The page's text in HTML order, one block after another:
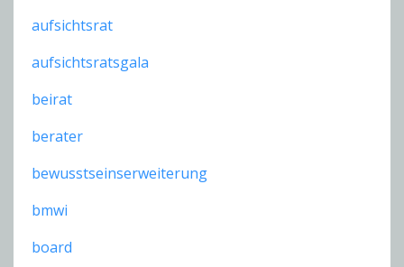
aufsichtsrat
aufsichtsratsgala
beirat
berater
bewusstseinserweiterung
bmwi
board